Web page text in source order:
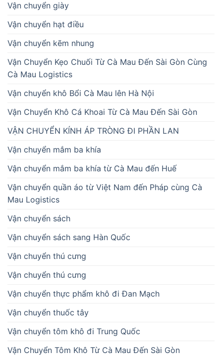
Vận chuyển giày
Vận chuyển hạt điều
Vận chuyển kẽm nhung
Vận Chuyển Kẹo Chuối Từ Cà Mau Đến Sài Gòn Cùng
Cà Mau Logistics
Vận chuyển khô Bổi Cà Mau lên Hà Nội
Vận Chuyển Khô Cá Khoai Từ Cà Mau Đến Sài Gòn
VẬN CHUYỂN KÍNH ÁP TRÒNG ĐI PHẦN LAN
Vận chuyển mắm ba khía
Vận chuyển mắm ba khía từ Cà Mau đến Huế
Vận chuyển quần áo từ Việt Nam đến Pháp cùng Cà
Mau Logistics
Vận chuyển sách
Vận chuyển sách sang Hàn Quốc
Vận chuyển thú cưng
Vận chuyển thú cưng
Vận chuyển thực phẩm khô đi Đan Mạch
Vận chuyển thuốc tây
Vận chuyển tôm khô đi Trung Quốc
Vận Chuyển Tôm Khô Từ Cà Mau Đến Sài Gòn